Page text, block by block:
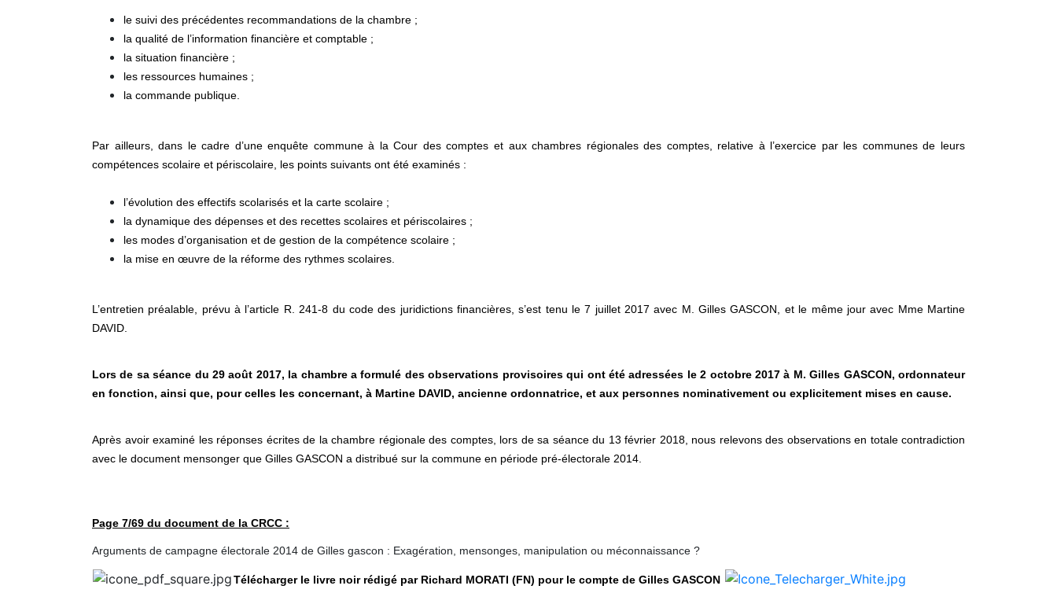
le suivi des précédentes recommandations de la chambre ;
la qualité de l’information financière et comptable ;
la situation financière ;
les ressources humaines ;
la commande publique.
Par ailleurs, dans le cadre d’une enquête commune à la Cour des comptes et aux chambres régionales des comptes, relative à l’exercice par les communes de leurs
compétences scolaire et périscolaire, les points suivants ont été examinés :
l’évolution des effectifs scolarisés et la carte scolaire ;
la dynamique des dépenses et des recettes scolaires et périscolaires ;
les modes d’organisation et de gestion de la compétence scolaire ;
la mise en œuvre de la réforme des rythmes scolaires.
L’entretien préalable, prévu à l’article R. 241-8 du code des juridictions financières, s’est tenu le 7 juillet 2017 avec M. Gilles GASCON, et le même jour avec Mme Martine
DAVID.
Lors de sa séance du 29 août 2017, la chambre a formulé des observations provisoires qui ont été adressées le 2 octobre 2017 à M. Gilles GASCON, ordonnateur
en fonction, ainsi que, pour celles les concernant, à Martine DAVID, ancienne ordonnatrice, et aux personnes nominativement ou explicitement mises en cause.
Après avoir examiné les réponses écrites de la chambre régionale des comptes, lors de sa séance du 13 février 2018, nous relevons des observations en totale contradiction
avec le document mensonger que Gilles GASCON a distribué sur la commune en période pré-électorale 2014.
Page 7/69 du document de la CRCC :
Arguments de campagne électorale 2014 de Gilles gascon : Exagération, mensonges, manipulation ou méconnaissance ?
Télécharger le livre noir rédigé par Richard MORATI (FN) pour le compte de Gilles GASCON